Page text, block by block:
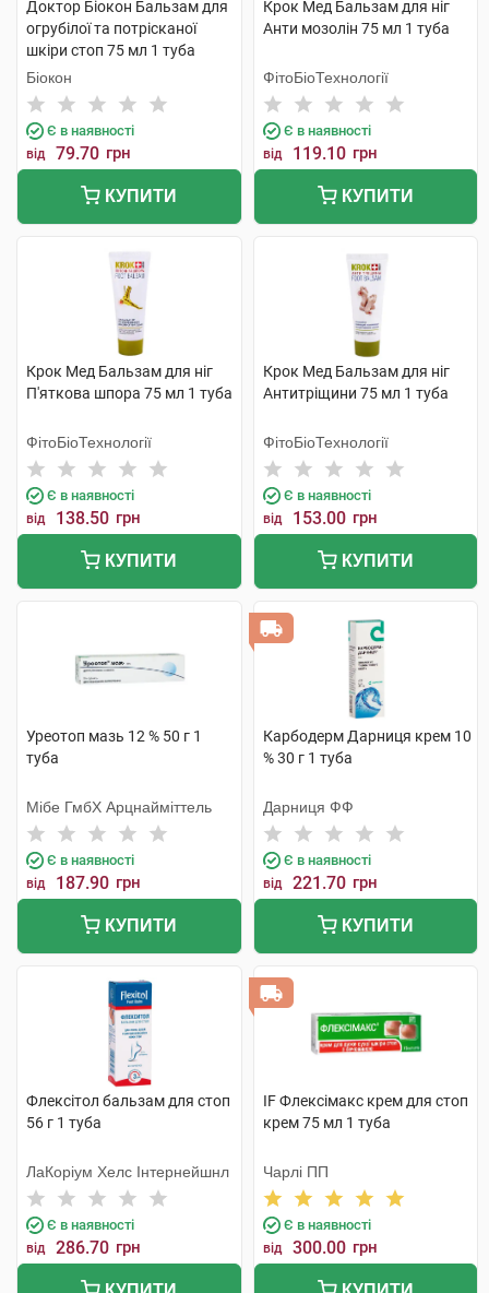
Доктор Біокон Бальзам для
огрубілої та потрісканої
шкіри стоп 75 мл 1 туба
Біокон
Є в наявності
від 79.70 грн
КУПИТИ
Крок Мед Бальзам для ніг
Анти мозолін 75 мл 1 туба
ФітоБіоТехнології
Є в наявності
від 119.10 грн
КУПИТИ
Крок Мед Бальзам для ніг
П'яткова шпора 75 мл 1 туба
ФітоБіоТехнології
Є в наявності
від 138.50 грн
КУПИТИ
Крок Мед Бальзам для ніг
Антитріщини 75 мл 1 туба
ФітоБіоТехнології
Є в наявності
від 153.00 грн
КУПИТИ
Уреотоп мазь 12 % 50 г 1
туба
Мібе ГмбХ Арцнайміттель
Є в наявності
від 187.90 грн
КУПИТИ
Карбодерм Дарниця крем 10
% 30 г 1 туба
Дарниця ФФ
Є в наявності
від 221.70 грн
КУПИТИ
Флексітол бальзам для стоп
56 г 1 туба
ЛаКоріум Хелс Інтернейшнл
Є в наявності
від 286.70 грн
IF Флексімакс крем для стоп
крем 75 мл 1 туба
Чарлі ПП
Є в наявності
від 300.00 грн